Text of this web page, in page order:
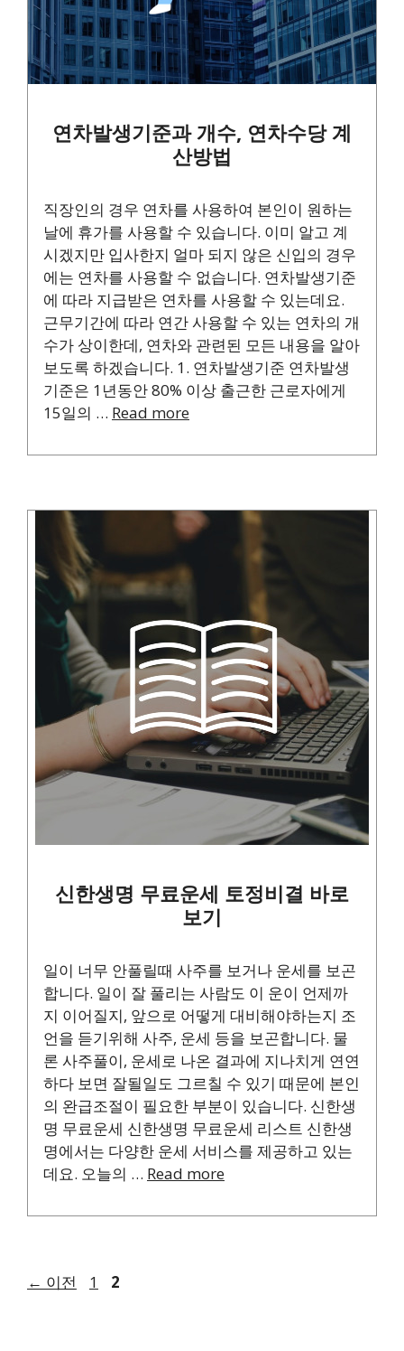
연차발생기준과 개수, 연차수당 계
산방법
직장인의 경우 연차를 사용하여 본인이 원하는
날에 휴가를 사용할 수 있습니다. 이미 알고 계
시겠지만 입사한지 얼마 되지 않은 신입의 경우
에는 연차를 사용할 수 없습니다. 연차발생기준
에 따라 지급받은 연차를 사용할 수 있는데요.
근무기간에 따라 연간 사용할 수 있는 연차의 개
수가 상이한데, 연차와 관련된 모든 내용을 알아
보도록 하겠습니다. 1. 연차발생기준 연차발생
기준은 1년동안 80% 이상 출근한 근로자에게
15일의 … Read more
신한생명 무료운세 토정비결 바로
보기
일이 너무 안풀릴때 사주를 보거나 운세를 보곤
합니다. 일이 잘 풀리는 사람도 이 운이 언제까
지 이어질지, 앞으로 어떻게 대비해야하는지 조
언을 듣기위해 사주, 운세 등을 보곤합니다. 물
론 사주풀이, 운세로 나온 결과에 지나치게 연연
하다 보면 잘될일도 그르칠 수 있기 때문에 본인
의 완급조절이 필요한 부분이 있습니다. 신한생
명 무료운세 신한생명 무료운세 리스트 신한생
명에서는 다양한 운세 서비스를 제공하고 있는
데요. 오늘의 … Read more
← 이전
페
1
페
2